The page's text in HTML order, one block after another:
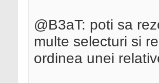
@B3aT: poti sa
multe selecturi si
ordinea unei